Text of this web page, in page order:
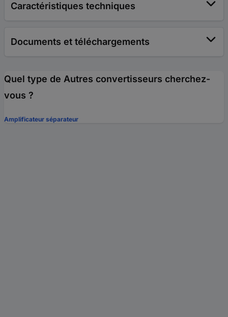
Caractéristiques techniques
Documents et téléchargements
Quel type de Autres convertisseurs cherchez-
vous ?
Amplificateur séparateur